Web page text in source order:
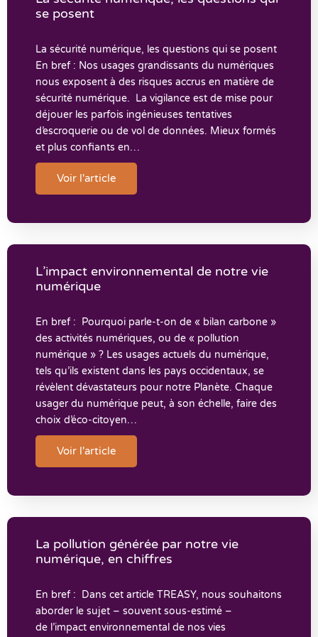
se posent
La sécurité numérique, les questions qui se posent
En bref : Nos usages grandissants du numériques
nous exposent à des risques accrus en matière de
sécurité numérique. La vigilance est de mise pour
déjouer les parfois ingénieuses tentatives
d’escroquerie ou de vol de données. Mieux formés
et plus confiants en…
Voir l'article
L’impact environnemental de notre vie
numérique
En bref : Pourquoi parle-t-on de « bilan carbone »
des activités numériques, ou de « pollution
numérique » ? Les usages actuels du numérique,
tels qu’ils existent dans les pays occidentaux, se
révèlent dévastateurs pour notre Planète. Chaque
usager du numérique peut, à son échelle, faire des
choix d’éco-citoyen…
Voir l'article
La pollution générée par notre vie
numérique, en chiffres
En bref : Dans cet article TREASY, nous souhaitons
aborder le sujet – souvent sous-estimé –
de l’impact environnemental de nos vies